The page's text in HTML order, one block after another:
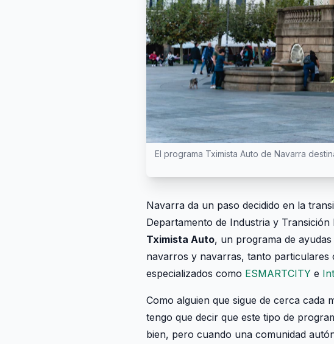
El programa Tximista Auto de Navarra
Navarra da un paso decidido en la
Departamento de Industria y
Tximista Auto, un programa de
navarros y navarras, tanto particulares
especializados como ESMARTCITY e
Como alguien que sigue de cerca cada
tengo que decir que este tipo de
bien, pero cuando una comunidad